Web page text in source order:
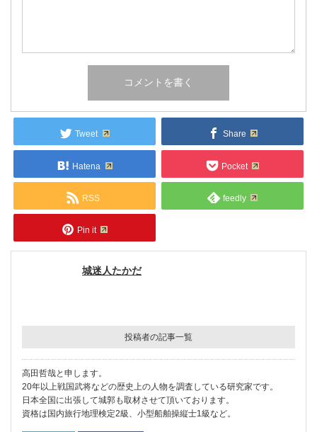
Tweet Share
Hatena Pocket
RSS feedly
Pin it
城迷人たかだ
投稿者の記事一覧
高田哲哉と申します。
20年以上戦国武将などの歴史上の人物を調査している研究家です。
日本全国に出張して城郭も取材させて頂いております。
資格は国内旅行地理検定2級、小型船舶操縦士1級など。